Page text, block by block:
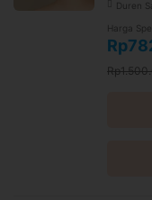
Duren
Harga